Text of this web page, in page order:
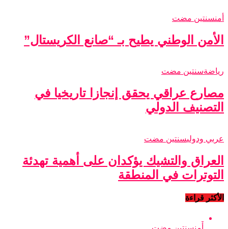
أمنسنتين مضت
الأمن الوطني يطيح بـ “صانع الكريستال”
رياضةسنتين مضت
مصارع عراقي يحقق إنجازا تاريخيا في
التصنيف الدولي
عربي ودوليسنتين مضت
العراق والتشيك يؤكدان على أهمية تهدئة
التوترات في المنطقة
الأكثر قراءة